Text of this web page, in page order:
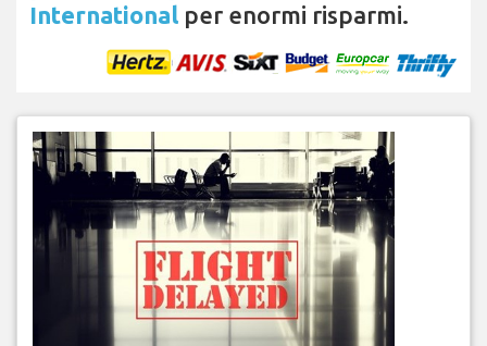
International per enormi risparmi.